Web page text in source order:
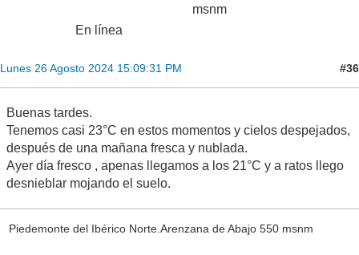
msnm
En línea
Lunes 26 Agosto 2024 15:09:31 PM #36
Buenas tardes.
Tenemos casi 23°C en estos momentos y cielos despejados,
después de una mañana fresca y nublada.
Ayer día fresco , apenas llegamos a los 21°C y a ratos llego
desnieblar mojando el suelo.
Piedemonte del Ibérico Norte.Arenzana de Abajo 550 msnm